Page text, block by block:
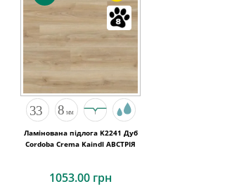
Ламінована підлога K2241 Дуб
Cordoba Crema Kaindl АВСТРІЯ
1053.00 грн